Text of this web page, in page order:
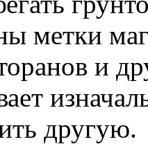
метки
и
другую.